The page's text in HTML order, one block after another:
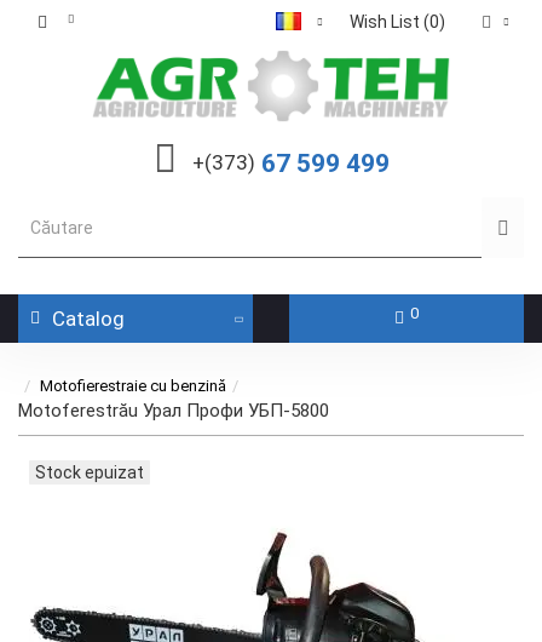
Wish List (0)
+(373) 67 599 499
Catalog 0
Motofierestraie cu benzină
Motoferestrău Урал Профи УБП-5800
Stock epuizat